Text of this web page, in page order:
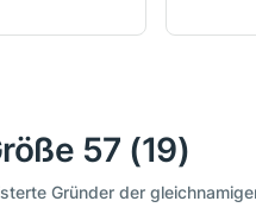
57 (19)
Gründer der